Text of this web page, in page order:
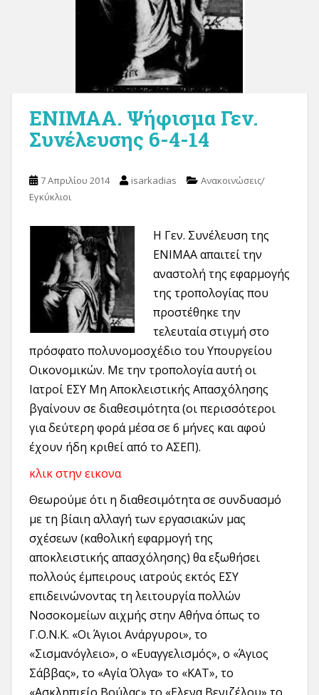
ΕΝΙΜΑΑ. Ψήφισμα Γεν.
Συνέλευσης 6-4-14
7 Απριλίου 2014 isarkadias
Ανακοινώσεις/
Εγκύκλιοι
Η Γεν. Συνέλευση της
ΕΝΙΜΑΑ απαιτεί την
αναστολή της εφαρμογής
της τροπολογίας που
προστέθηκε την
τελευταία στιγμή στο
πρόσφατο πολυνομοσχέδιο του Υπουργείου
Οικονομικών. Με την τροπολογία αυτή οι
Ιατροί ΕΣΥ Μη Αποκλειστικής Απασχόλησης
βγαίνουν σε διαθεσιμότητα (οι περισσότεροι
για δεύτερη φορά μέσα σε 6 μήνες και αφού
έχουν ήδη κριθεί από το ΑΣΕΠ).
κλικ στην εικονα
Θεωρούμε ότι η διαθεσιμότητα σε συνδυασμό
με τη βίαιη αλλαγή των εργασιακών μας
σχέσεων (καθολική εφαρμογή της
αποκλειστικής απασχόλησης) θα εξωθήσει
πολλούς έμπειρους ιατρούς εκτός ΕΣΥ
επιδεινώνοντας τη λειτουργία πολλών
Νοσοκομείων αιχμής στην Αθήνα όπως το
Γ.Ο.Ν.Κ. «Οι Άγιοι Ανάργυροι», το
«Σισμανόγλειο», ο «Ευαγγελισμός», ο «Άγιος
Σάββας», το «Αγία Όλγα» το «ΚΑΤ», το